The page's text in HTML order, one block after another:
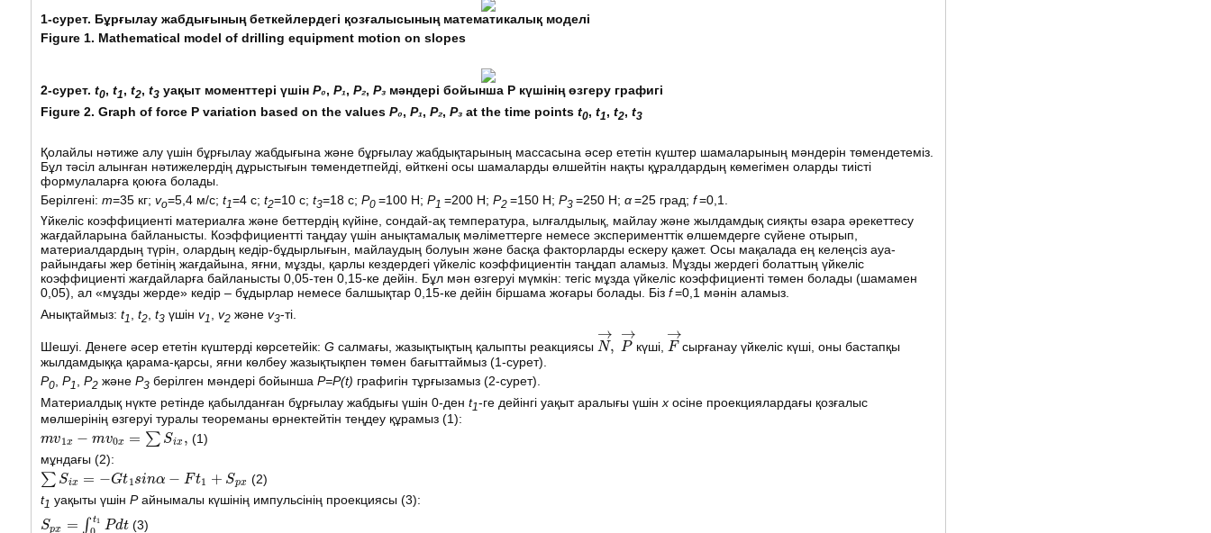
1-сурет. Бұрғылау жабдығының беткейлердегі қозғалысының математикалық моделі
Figure 1. Mathematical model of drilling equipment motion on slopes
2-сурет. t0, t1, t2, t3уақытмоменттері үшін P₀, P₁, P₂, P₃мәндері бойыншаРкүшініңөзгеруграфигі
Figure 2. Graph of force P variation based on the values P₀, P₁, P₂, P₃at the time points t0, t1, t2, t3
Қолайлы нәтиже алу үшін бұрғылау жабдығына және бұрғылау жабдықтарының массасына әсер ететін күштер шамаларының мәндерін төмендетеміз.
Бұл тәсіл алынған нәтижелердің дұрыстығын төмендетпейді, өйткені осы шамаларды өлшейтін нақты құралдардың көмегімен оларды тиісті
формулаларға қоюға болады.
Берілгені: m=35 кг; vo=5,4 м/с; t1=4 c; t2=10 c; t3=18 c; Р0 =100 Н; Р1 =200 Н; Р2 =150 Н; Р3 =250 Н; α =25 град; f =0,1.
Үйкеліс коэффициенті материалға және беттердің күйіне, сондай-ақ температура, ылғалдылық, майлау және жылдамдық сияқты өзара әрекеттесу
жағдайларына байланысты. Коэффициентті таңдау үшін анықтамалық мәліметтерге немесе эксперименттік өлшемдерге сүйене отырып,
материалдардың түрін, олардың кедір-бұдырлығын, майлаудың болуын және басқа факторларды ескеру қажет. Осы мақалада ең келеңсіз ауа-
райындағы жер бетінің жағдайына, яғни, мұзды, қарлы кездердегі үйкеліс коэффициентін таңдап аламыз. Мұзды жердегі болаттың үйкеліс
коэффициенті жағдайларға байланысты 0,05-тен 0,15-ке дейін. Бұл мән өзгеруі мүмкін: тегіс мұзда үйкеліс коэффициенті төмен болады (шамамен
0,05), ал «мұзды жерде» кедір – бұдырлар немесе балшықтар 0,15-ке дейін біршама жоғары болады. Біз f =0,1 мәнін аламыз.
Анықтаймыз: t1 t2, t3үшін v1 v2және v3-ті.
Шешуі. Денеге әсер ететін күштерді көрсетейік: G салмағы, жазықтықтың қалыпты реакциясы N→, Pкүші, F→сырғанау үйкеліс күші, оны бастапқы
жылдамдыққа қарама-қарсы, яғни көлбеу жазықтықпен төмен бағыттаймыз (1-сурет).
Р0, Р1 Р2және Р3берілген мәндері бойынша P=P(t) графигін тұрғызамыз (2-сурет).
Материалдық нүкте ретінде қабылданған бұрғылау жабдығы үшін 0-ден t1-ге дейінгі уақыт аралығы үшін хосіне проекциялардағы қозғалыс
мөлшерінің өзгеруі туралы теореманы өрнектейтін теңдеу құрамыз (1):
− v0 ∑ Six,
(1)
мұндағы (2):
∑S ix G t1sin − Sp
(2)
t1 уақыты үшін Райнымалы күшінің импульсінің проекциясы (3):
Sp 0t1 Pd t (3)